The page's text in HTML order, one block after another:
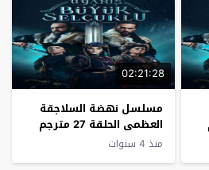
02:21:28
مسلسل نهضة السلاجقة
العظمى الحلقة 27 مترجم
منذ 4 سنوات